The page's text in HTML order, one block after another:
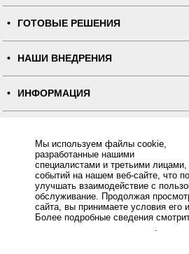
Мы используем файлы cookie,
разработанные нашими
специалистами и третьими
событий на нашем веб-сайте, что
улучшать взаимодействие с
обслуживание. Продолжая
сайта, вы принимаете условия его
Более подробные сведения
.
ГОТОВЫЕ РЕШЕНИЯ
НАШИ ВНЕДРЕНИЯ
ИНФОРМАЦИЯ
ПОЛНАЯ ВЕРСИЯ
Интернет-магазин "ПОСЛЭНД" - торгового оборудования,
торговли, расходных
Все права защищены, ООО
Политика
Основное: Интернет магазин Stick-Rib предлагает
для ТТ-печати белая 95мм/400м (плотность 57) по